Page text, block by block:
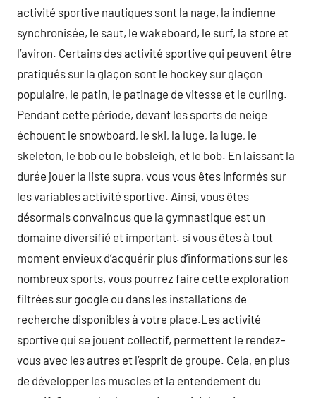
activité sportive nautiques sont la nage, la indienne
synchronisée, le saut, le wakeboard, le surf, la store et
l’aviron. Certains des activité sportive qui peuvent être
pratiqués sur la glaçon sont le hockey sur glaçon
populaire, le patin, le patinage de vitesse et le curling.
Pendant cette période, devant les sports de neige
échouent le snowboard, le ski, la luge, la luge, le
skeleton, le bob ou le bobsleigh, et le bob. En laissant la
durée jouer la liste supra, vous vous êtes informés sur
les variables activité sportive. Ainsi, vous êtes
désormais convaincus que la gymnastique est un
domaine diversifié et important. si vous êtes à tout
moment envieux d’acquérir plus d’informations sur les
nombreux sports, vous pourrez faire cette exploration
filtrées sur google ou dans les installations de
recherche disponibles à votre place.Les activité
sportive qui se jouent collectif, permettent le rendez-
vous avec les autres et l’esprit de groupe. Cela, en plus
de développer les muscles et la entendement du